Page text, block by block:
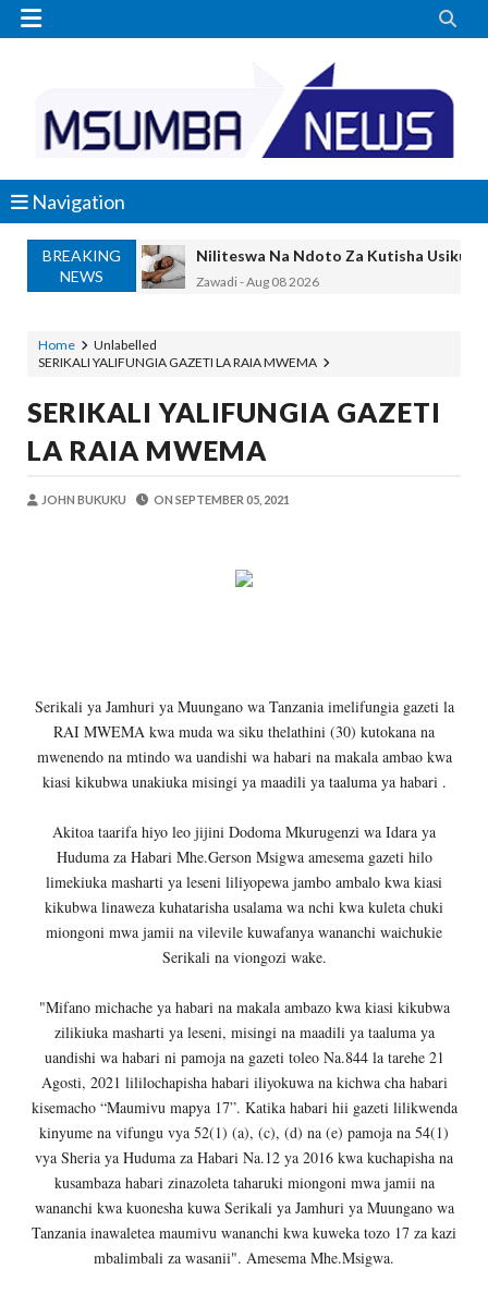
 
Navigation
BREAKING
NEWS
Niliteswa Na Ndoto Za Kutisha Usiku,
Zawadi -Aug 08 2026
TANZANIA YAANGAZA TEKNOLOJIA
MGALU APONGEZA HATUA ZA
MSUMBA-
OKULY BLOG-Aug 08 2026
UVCCM Moshi Vijijini Yaikaribisha
MSUMBA-Aug 08 2026
Nilishikilia Cheo Kile Kile Kwa Miaka
Home
Unlabelled
SERIKALI YALIFUNGIA GAZETI LA RAIA MWEMA
SERIKALI YALIFUNGIA GAZETI
LA RAIA MWEMA
JOHN BUKUKU ON SEPTEMBER 05, 2021
Serikali ya Jamhuri ya Muungano wa Tanzania imelifungia gazeti la
RAI MWEMA kwa muda wa siku thelathini (30) kutokana na
mwenendo na mtindo wa uandishi wa habari na makala ambao kwa
kiasi kikubwa unakiuka misingi ya maadili ya taaluma ya habari .
Akitoa taarifa hiyo leo jijini Dodoma Mkurugenzi wa Idara ya
Huduma za Habari Mhe.Gerson Msigwa amesema gazeti hilo
limekiuka masharti ya leseni liliyopewa jambo ambalo kwa kiasi
kikubwa linaweza kuhatarisha usalama wa nchi kwa kuleta chuki
miongoni mwa jamii na vilevile kuwafanya wananchi waichukie
Serikali na viongozi wake.
"Mifano michache ya habari na makala ambazo kwa kiasi kikubwa
zilikiuka masharti ya leseni, misingi na maadili ya taaluma ya
uandishi wa habari ni pamoja na gazeti toleo Na.844 la tarehe 21
Agosti, 2021 lililochapisha habari iliyokuwa na kichwa cha habari
kisemacho “Maumivu mapya 17”. Katika habari hii gazeti lilikwenda
kinyume na vifungu vya 52(1) (a), (c), (d) na (e) pamoja na 54(1)
vya Sheria ya Huduma za Habari Na.12 ya 2016 kwa kuchapisha na
kusambaza habari zinazoleta taharuki miongoni mwa jamii na
wananchi kwa kuonesha kuwa Serikali ya Jamhuri ya Muungano wa
Tanzania inawaletea maumivu wananchi kwa kuweka tozo 17 za kazi
mbalimbali za wasanii". Amesema Mhe.Msigwa.